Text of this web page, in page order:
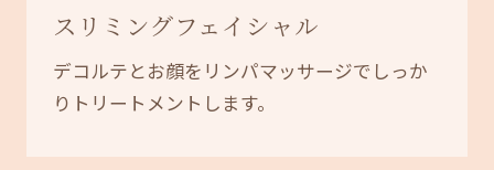
スリミングフェイシャル
デコルテとお顔をリンパマッサージでしっか
りトリートメントします。